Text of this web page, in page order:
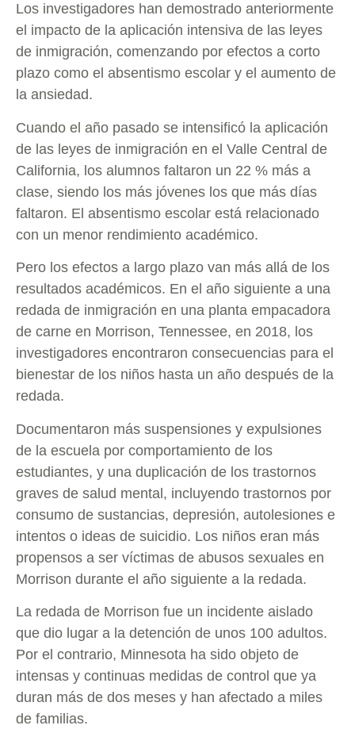
Los investigadores han demostrado anteriormente
el impacto de la aplicación intensiva de las leyes
de inmigración, comenzando por efectos a corto
plazo como el absentismo escolar y el aumento de
la ansiedad.
Cuando el año pasado se intensificó la aplicación
de las leyes de inmigración en el Valle Central de
California, los alumnos faltaron un 22 % más a
clase, siendo los más jóvenes los que más días
faltaron. El absentismo escolar está relacionado
con un menor rendimiento académico.
Pero los efectos a largo plazo van más allá de los
resultados académicos. En el año siguiente a una
redada de inmigración en una planta empacadora
de carne en Morrison, Tennessee, en 2018, los
investigadores encontraron consecuencias para el
bienestar de los niños hasta un año después de la
redada.
Documentaron más suspensiones y expulsiones
de la escuela por comportamiento de los
estudiantes, y una duplicación de los trastornos
graves de salud mental, incluyendo trastornos por
consumo de sustancias, depresión, autolesiones e
intentos o ideas de suicidio. Los niños eran más
propensos a ser víctimas de abusos sexuales en
Morrison durante el año siguiente a la redada.
La redada de Morrison fue un incidente aislado
que dio lugar a la detención de unos 100 adultos.
Por el contrario, Minnesota ha sido objeto de
intensas y continuas medidas de control que ya
duran más de dos meses y han afectado a miles
de familias.